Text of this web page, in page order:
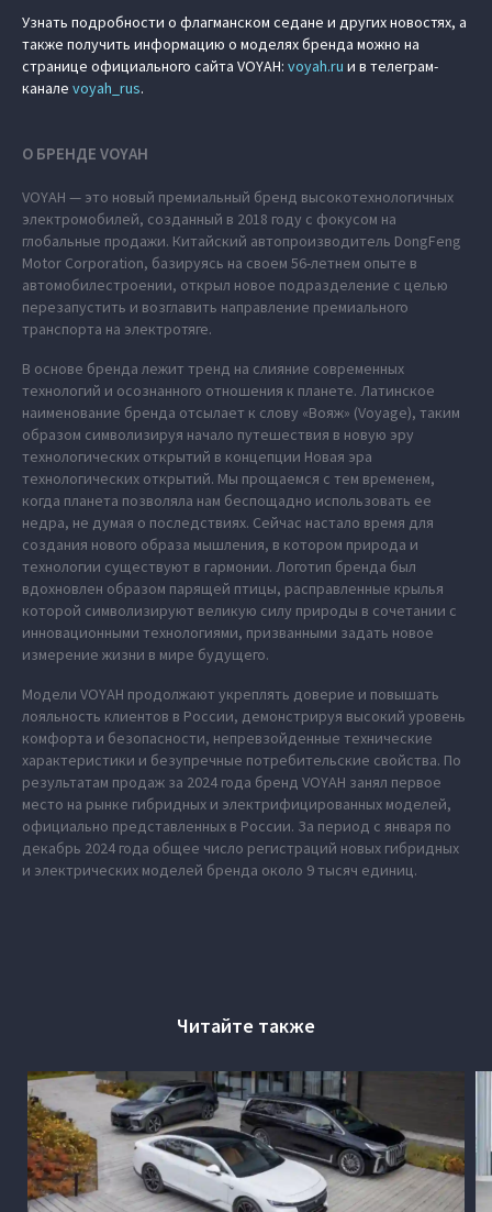
Узнать подробности о флагманском седане и других новостях, а
также получить информацию о моделях бренда можно на
странице официального сайта VOYAH: voyah.ru и в телеграм-
канале voyah_rus.
О БРЕНДЕ VOYAH
VOYAH — это новый премиальный бренд высокотехнологичных
электромобилей, созданный в 2018 году с фокусом на
глобальные продажи. Китайский автопроизводитель DongFeng
Motor Corporation, базируясь на своем 56-летнем опыте в
автомобилестроении, открыл новое подразделение с целью
перезапустить и возглавить направление премиального
транспорта на электротяге.
В основе бренда лежит тренд на слияние современных
технологий и осознанного отношения к планете. Латинское
наименование бренда отсылает к слову «Вояж» (Voyage), таким
образом символизируя начало путешествия в новую эру
технологических открытий в концепции Новая эра
технологических открытий. Мы прощаемся с тем временем,
когда планета позволяла нам беспощадно использовать ее
недра, не думая о последствиях. Сейчас настало время для
создания нового образа мышления, в котором природа и
технологии существуют в гармонии. Логотип бренда был
вдохновлен образом парящей птицы, расправленные крылья
которой символизируют великую силу природы в сочетании с
инновационными технологиями, призванными задать новое
измерение жизни в мире будущего.
Модели VOYAH продолжают укреплять доверие и повышать
лояльность клиентов в России, демонстрируя высокий уровень
комфорта и безопасности, непревзойденные технические
характеристики и безупречные потребительские свойства. По
результатам продаж за 2024 года бренд VOYAH занял первое
место на рынке гибридных и электрифицированных моделей,
официально представленных в России. За период с января по
декабрь 2024 года общее число регистраций новых гибридных
и электрических моделей бренда около 9 тысяч единиц.
Читайте также